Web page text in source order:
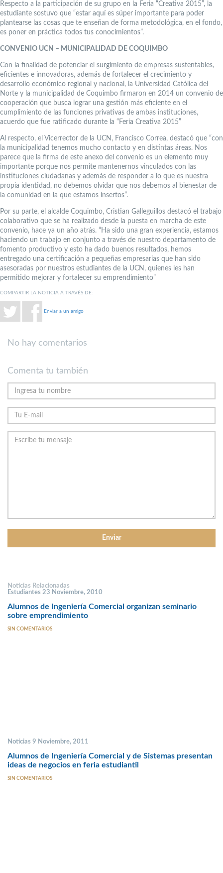
Respecto a la participación de su grupo en la Feria “Creativa 2015”, la
estudiante sostuvo que “estar aquí es súper importante para poder
plantearse las cosas que te enseñan de forma metodológica, en el fondo,
es poner en práctica todos tus conocimientos”.
CONVENIO UCN – MUNICIPALIDAD DE COQUIMBO
Con la finalidad de potenciar el surgimiento de empresas sustentables,
eficientes e innovadoras, además de fortalecer el crecimiento y
desarrollo económico regional y nacional, la Universidad Católica del
Norte y la municipalidad de Coquimbo firmaron en 2014 un convenio de
cooperación que busca lograr una gestión más eficiente en el
cumplimiento de las funciones privativas de ambas instituciones,
acuerdo que fue ratificado durante la “Feria Creativa 2015”
Al respecto, el Vicerrector de la UCN, Francisco Correa, destacó que “con
la municipalidad tenemos mucho contacto y en distintas áreas. Nos
parece que la firma de este anexo del convenio es un elemento muy
importante porque nos permite mantenernos vinculados con las
instituciones ciudadanas y además de responder a lo que es nuestra
propia identidad, no debemos olvidar que nos debemos al bienestar de
la comunidad en la que estamos insertos”.
Por su parte, el alcalde Coquimbo, Cristian Galleguillos destacó el trabajo
colaborativo que se ha realizado desde la puesta en marcha de este
convenio, hace ya un año atrás. “Ha sido una gran experiencia, estamos
haciendo un trabajo en conjunto a través de nuestro departamento de
fomento productivo y esto ha dado buenos resultados, hemos
entregado una certificación a pequeñas empresarias que han sido
asesoradas por nuestros estudiantes de la UCN, quienes les han
permitido mejorar y fortalecer su emprendimiento”
COMPARTIR LA NOTICIA A TRAVÉS DE:
Enviar a un amigo
No hay comentarios
Comenta tu también
Noticias Relacionadas
Estudiantes 23 Noviembre, 2010
Alumnos de Ingeniería Comercial organizan seminario
sobre emprendimiento
SIN COMENTARIOS
Noticias 9 Noviembre, 2011
Alumnos de Ingeniería Comercial y de Sistemas presentan
ideas de negocios en feria estudiantil
SIN COMENTARIOS